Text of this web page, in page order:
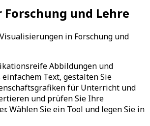
Forschung und Lehre
in Forschung und
Abbildungen und
Text, gestalten Sie
für Unterricht und
und prüfen Sie Ihre
Wählen Sie ein Tool und legen Sie in